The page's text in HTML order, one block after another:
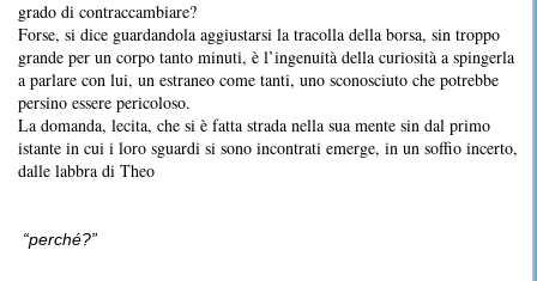
grado di contraccambiare?
Forse, si dice guardandola aggiustarsi la tracolla della borsa, sin troppo
grande per un corpo tanto minuti, è l’ingenuità della curiosità a spingerla
a parlare con lui, un estraneo come tanti, uno sconosciuto che potrebbe
persino essere pericoloso.
La domanda, lecita, che si è fatta strada nella sua mente sin dal primo
istante in cui i loro sguardi si sono incontrati emerge, in un soffio incerto,
dalle labbra di Theo
“perché?”